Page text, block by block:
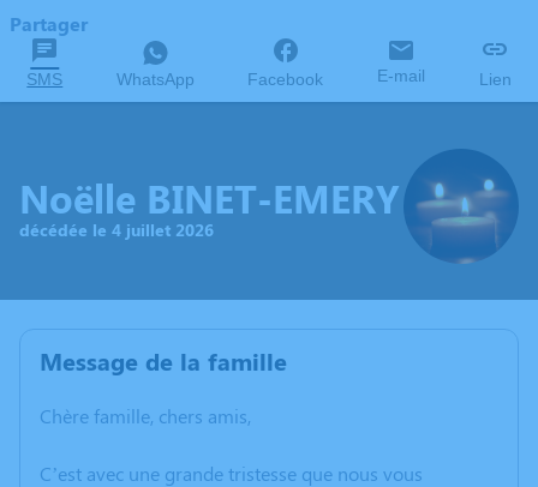
Partager
SMS WhatsApp Facebook E-mail Lien
Noëlle BINET-EMERY
décédée le 4 juillet 2026
Message de la famille
Chère famille, chers amis,
C’est avec une grande tristesse que nous vous